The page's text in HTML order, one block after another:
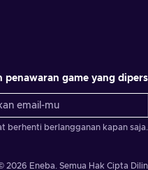
penawaran game yang
berhenti berlangganan kapan
2026 Eneba. Semua Hak Cipta